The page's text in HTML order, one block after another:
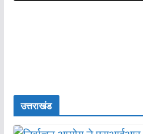
उत्तराखंड